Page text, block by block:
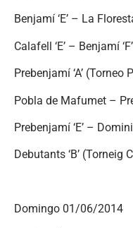
Benjamí ‘E’ – La
Calafell ‘E’ – Benjamí
Prebenjamí ‘A’
Pobla de Mafumet –
Prebenjamí ‘E’ –
Debutants ‘B’ (Torneig
Domingo 01/06/2014